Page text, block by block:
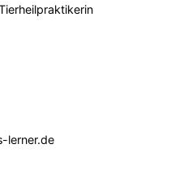
lerner.de